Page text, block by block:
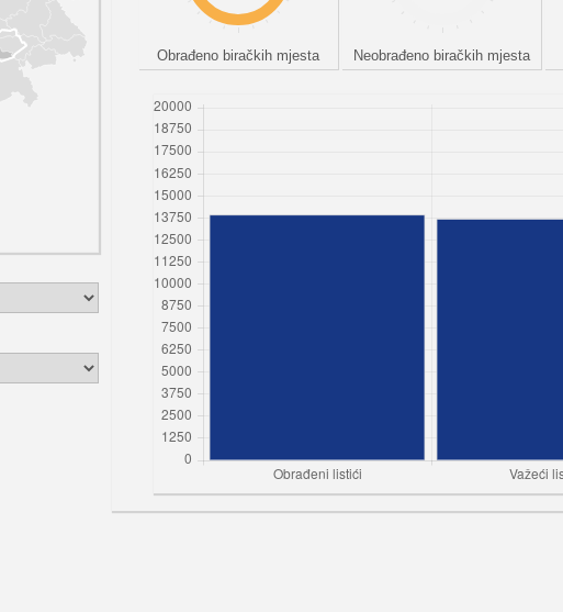
Obrađeno biračkih mjesta Neobrađeno biračkih mjesta